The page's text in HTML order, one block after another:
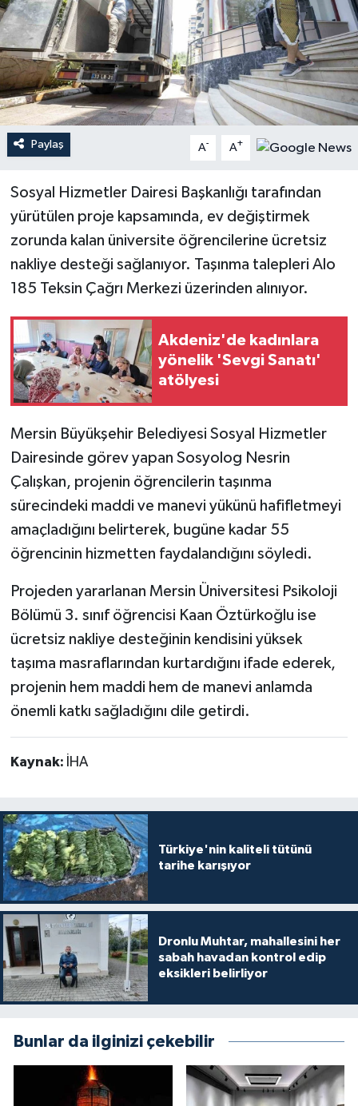
Paylaş A- A+
Sosyal Hizmetler Dairesi Başkanlığı tarafından
yürütülen proje kapsamında, ev değiştirmek
zorunda kalan üniversite öğrencilerine ücretsiz
nakliye desteği sağlanıyor. Taşınma talepleri Alo
185 Teksin Çağrı Merkezi üzerinden alınıyor.
Akdeniz'de kadınlara
yönelik 'Sevgi Sanatı'
atölyesi
Mersin Büyükşehir Belediyesi Sosyal Hizmetler
Dairesinde görev yapan Sosyolog Nesrin
Çalışkan, projenin öğrencilerin taşınma
sürecindeki maddi ve manevi yükünü hafifletmeyi
amaçladığını belirterek, bugüne kadar 55
öğrencinin hizmetten faydalandığını söyledi.
Projeden yararlanan Mersin Üniversitesi Psikoloji
Bölümü 3. sınıf öğrencisi Kaan Öztürkoğlu ise
ücretsiz nakliye desteğinin kendisini yüksek
taşıma masraflarından kurtardığını ifade ederek,
projenin hem maddi hem de manevi anlamda
önemli katkı sağladığını dile getirdi.
Kaynak: İHA
Türkiye'nin kaliteli tütünü
tarihe karışıyor
Dronlu Muhtar, mahallesini her
sabah havadan kontrol edip
eksikleri belirliyor
Bunlar da ilginizi çekebilir
Politika
Resmi İlan
Sağlık
Spor
Sürmanşet
Teknoloji
Yaşam